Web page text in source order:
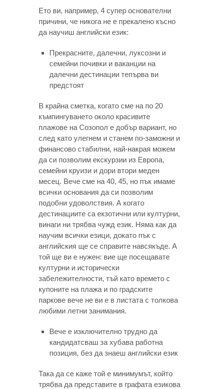
Ето ви, например, 4 супер основателни
причини, че никога не е прекалено късно
да научиш английски език:
Прекрасните, далечни, луксозни и
семейни почивки и ваканции на
далечни дестинации тепърва ви
предстоят
В крайна сметка, когато сме на по 20
къмпингуването около красивите
плажове на Созопол е добър вариант, но
след като улегнем и станем по-заможни и
финансово стабилни, най-накрая можем
да си позволим екскурзии из Европа,
семейни круизи и дори втори меден
месец. Вече сме на 40, 45, но пък имаме
всички основания да си позволим
подобни удоволствия. А когато
дестинациите са екзотични или културни,
винаги ни трябва чужд език. Няма как да
научим всички езици, докато пък с
английския ще се справите навсякъде. А
той ще ви е нужен: вие ще посещавате
културни и исторически
забележителности, тъй като времето с
купоните на плажа и по градските
паркове вече не ви е в листата с толкова
любими летни занимания.
Вече е изключително трудно да
кандидатсваш за хубава работна
позиция, без да знаеш английски език
Така да се каже той е минимумът, който
трябва да представите в графата езикова